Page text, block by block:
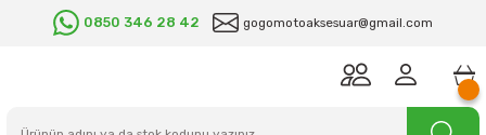
0850 346 28 42 gogomotoaksesuar@gmail.com